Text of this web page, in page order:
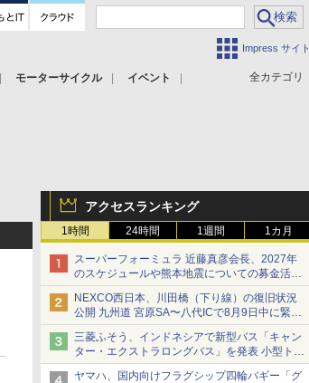
Impress サイト
全カテゴリ
モーターサイクル
イベント
アクセスランキング
1時間 24時間 1週間 1カ月
スーパーフォーミュラ 近藤真彦会長、2027年
のスケジュールや熊本地震についての募金活動
を紹介
NEXCO西日本、川田橋（下り線）の復旧状況
公開 九州道 宮原SA〜八代ICで8月9日中に緊急
車両を通行可能に
三菱ふそう、インドネシアで新型バス「キャン
ター・エクストラロングバス」を発表 小型トラ
ックベースの観光・旅客輸送向けバス
ヤマハ、国内向けフラグシップ四輪バギー「グ